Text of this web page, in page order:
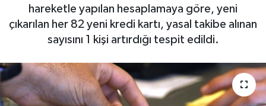
hareketle yapılan hesaplamaya göre, yeni
çıkarılan her 82 yeni kredi kartı, yasal takibe alınan
sayısını 1 kişi artırdığı tespit edildi.